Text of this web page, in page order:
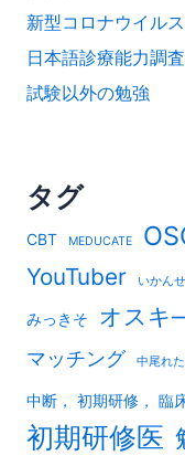
新型コロナウイルス
日本語診療能力調査
試験以外の勉強
タグ
CBT MEDUCATE
YouTuber いかん
みっきそ オスキ
マッチング 中尾れ
中断， 初期研修， 臨
初期研修医